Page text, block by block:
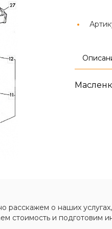
расскажем о наших
стоимость и подготовим